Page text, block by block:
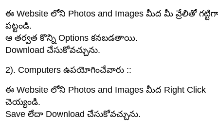
ఈ Website లోని Photos and Images మీద మీ వ్రేలితో
పట్టండి.
ఆ తర్వత కొన్ని Options కనబడతాయి.
Download చేసుకోవచ్చును.
2). Computers ఉపయోగించేవారు ::
ఈ Website లోని Photos and Images మీద Right Click
చెయ్యండి.
Save లేదా Download చేసుకోవచ్చును.